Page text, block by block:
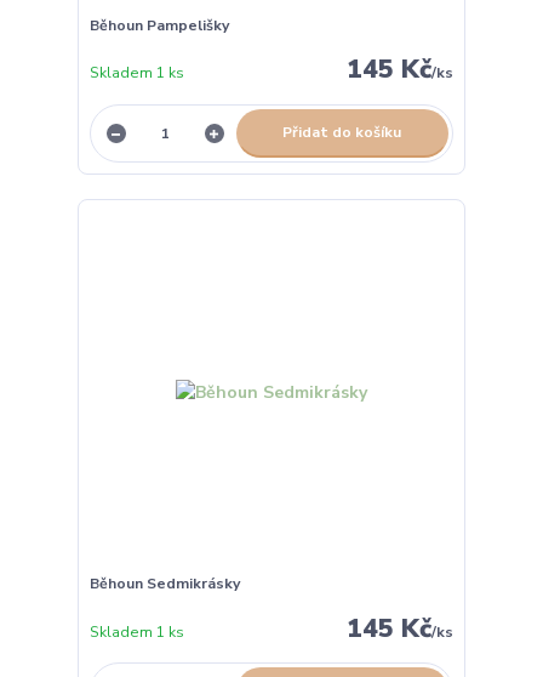
Běhoun Pampelišky
145 Kč/ks
Skladem 1 ks
Přidat do košíku
Běhoun Sedmikrásky
145 Kč/ks
Skladem 1 ks